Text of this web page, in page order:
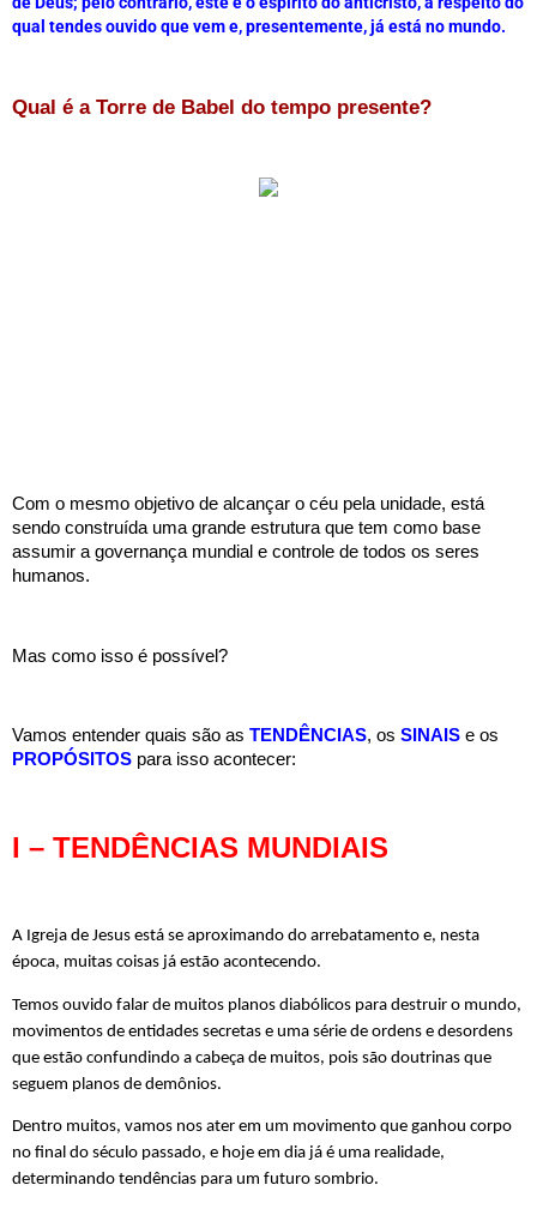
qual tendes ouvido que vem e, presentemente, já está no mundo.
Qual é a Torre de Babel do tempo presente?
Com o mesmo objetivo de alcançar o céu pela unidade, está
sendo construída uma grande estrutura que tem como base
assumir a governança mundial e controle de todos os seres
humanos.
Mas como isso é possível?
Vamos entender quais são as TENDÊNCIAS, os SINAIS e os
PROPÓSITOS para isso acontecer:
I – TENDÊNCIAS MUNDIAIS
A Igreja de Jesus está se aproximando do arrebatamento e, nesta
época, muitas coisas já estão acontecendo.
Temos ouvido falar de muitos planos diabólicos para destruir o mundo,
movimentos de entidades secretas e uma série de ordens e desordens
que estão confundindo a cabeça de muitos, pois são doutrinas que
seguem planos de demônios.
Dentro muitos, vamos nos ater em um movimento que ganhou corpo
no final do século passado, e hoje em dia já é uma realidade,
determinando tendências para um futuro sombrio.